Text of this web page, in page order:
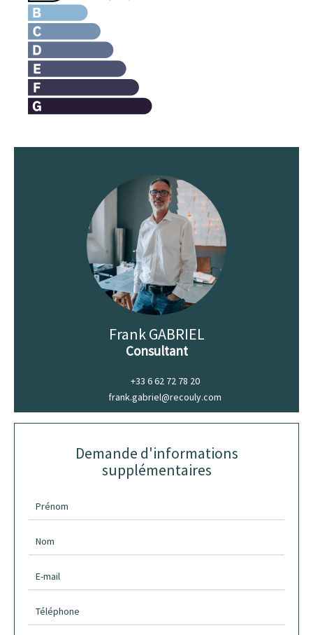
Frank GABRIEL
Consultant
+33 6 62 72 78 20
frank.gabriel@recouly.com
Demande d'informations
supplémentaires